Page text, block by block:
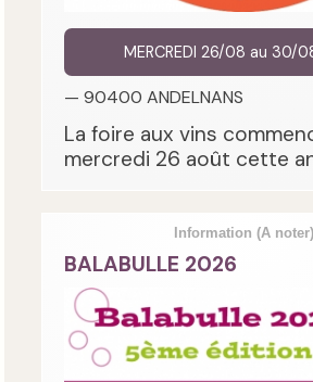
MERCREDI 26/08 au 30/
— 90400 ANDELNANS
La foire aux vins
mercredi 26 août cette
Information (A noter)
BALABULLE 2026